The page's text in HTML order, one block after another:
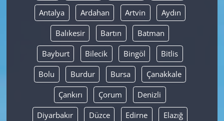
Antalya Ardahan Artvin Aydın
Balıkesir Bartın Batman
Bayburt Bilecik Bingöl Bitlis
Bolu Burdur Bursa Çanakkale
Çankırı Çorum Denizli
Diyarbakır Düzce Edirne Elazığ